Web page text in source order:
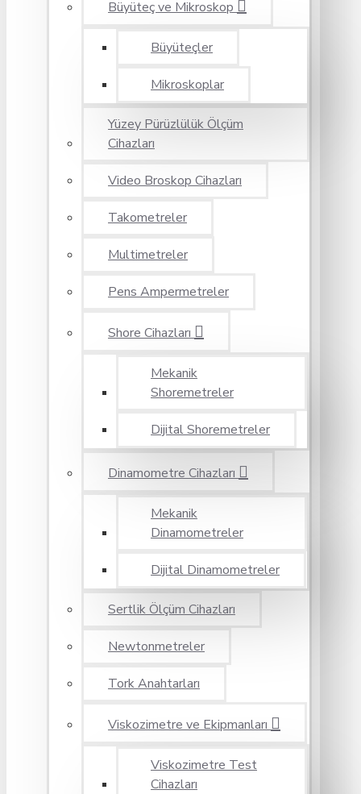
Büyüteç ve Mikroskop
Büyüteçler
Mikroskoplar
Yüzey Pürüzlülük Ölçüm
Cihazları
Video Broskop Cihazları
Takometreler
Multimetreler
Pens Ampermetreler
Shore Cihazları
Mekanik
Shoremetreler
Dijital Shoremetreler
Dinamometre Cihazları
Mekanik
Dinamometreler
Dijital Dinamometreler
Sertlik Ölçüm Cihazları
Newtonmetreler
Tork Anahtarları
Viskozimetre ve Ekipmanları
Viskozimetre Test
Cihazları